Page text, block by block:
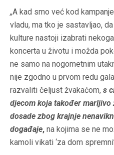
„A kad smo već kod
vladu, ma tko je sastavljao,
kulture nastoji izabrati
koncerta u životu i možda
ne samo na nogometnim
nije zgodno u prvom redu
razvaliti čeljust žvakaćom, s
djecom koja također marljivo
dosade zbog krajnje
događaje, na kojima se ne
kamoli vikati ‘za dom